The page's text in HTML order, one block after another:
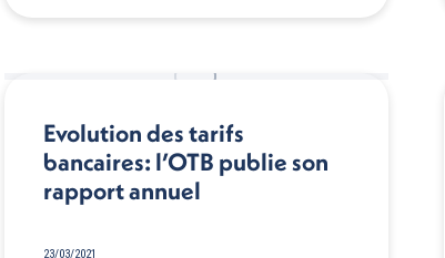
Evolution des tarifs
bancaires: l’OTB publie son
rapport annuel
23/03/2021